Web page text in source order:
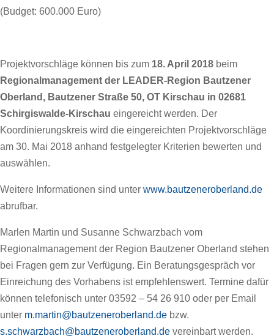
(Budget: 600.000 Euro)
Projektvorschläge können bis zum 18. April 2018 beim
Regionalmanagement der LEADER-Region Bautzener
Oberland, Bautzener Straße 50, OT Kirschau in 02681
Schirgiswalde-Kirschau eingereicht werden. Der
Koordinierungskreis wird die eingereichten Projektvorschläge
am 30. Mai 2018 anhand festgelegter Kriterien bewerten und
auswählen.
Weitere Informationen sind unter www.bautzeneroberland.de
abrufbar.
Marlen Martin und Susanne Schwarzbach vom
Regionalmanagement der Region Bautzener Oberland stehen
bei Fragen gern zur Verfügung. Ein Beratungsgespräch vor
Einreichung des Vorhabens ist empfehlenswert. Termine dafür
können telefonisch unter 03592 – 54 26 910 oder per Email
unter m.martin@bautzeneroberland.de bzw.
s.schwarzbach@bautzeneroberland.de vereinbart werden.